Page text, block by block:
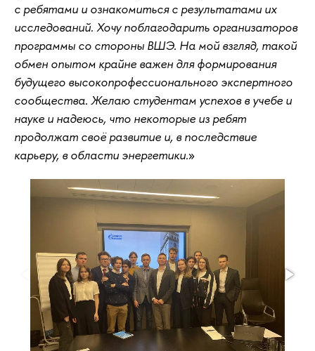
с ребятами и ознакомиться с результатами их
исследований. Хочу поблагодарить организаторов
программы со стороны ВШЭ. На мой взгляд, такой
обмен опытом крайне важен для формирования
будущего высокопрофессионального экспертного
сообщества. Желаю студентам успехов в учебе и
науке и надеюсь, что некоторые из ребят
продолжат своё развитие и, в последствие
карьеру, в области энергетики.